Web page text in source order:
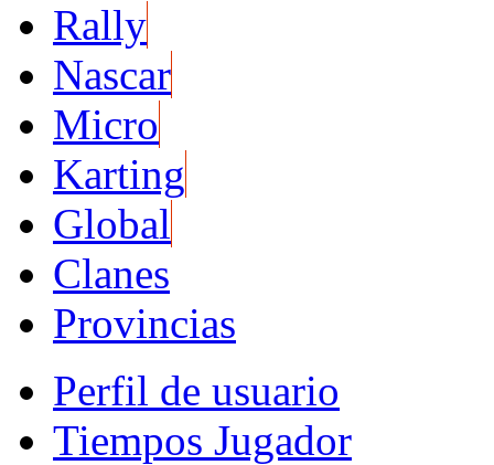
Rally
Nascar
Micro
Karting
Global
Clanes
Provincias
Perfil de usuario
Tiempos Jugador